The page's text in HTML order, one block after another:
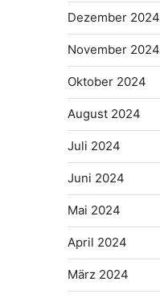
Dezember 2024
November 2024
Oktober 2024
August 2024
Juli 2024
Juni 2024
Mai 2024
April 2024
März 2024